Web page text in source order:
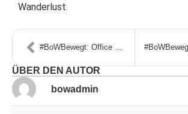
Wanderlust.
#BoWBewegt: Office meets Outdoor – Sabrina
ÜBER DEN AUTOR
bowadmin